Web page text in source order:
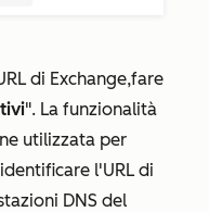
di Exchange,fare
". La funzionalità
utilizzata per
l'URL di
DNS del